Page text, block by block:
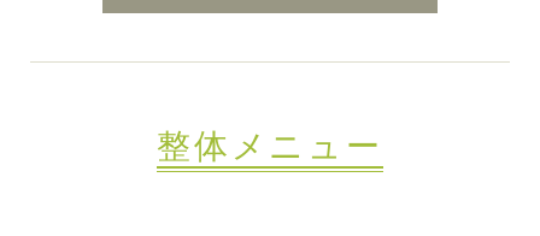
整体メニュー